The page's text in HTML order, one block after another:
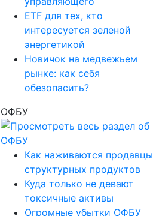
ETF для тех, кто
интересуется зеленой
энергетикой
Новичок на медвежьем
рынке: как себя
обезопасить?
ОФБУ
Как наживаются продавцы
структурных продуктов
Куда только не девают
токсичные активы
Огромные убытки ОФБУ